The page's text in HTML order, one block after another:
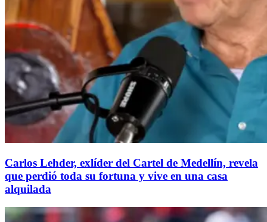
Carlos Lehder, exlíder del Cartel de Medellín, revela
que perdió toda su fortuna y vive en una casa
alquilada